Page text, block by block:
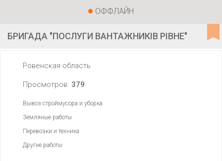
ОФФЛАЙН
БРИГАДА "ПОСЛУГИ ВАНТАЖНИКІВ РІВНЕ"
Ровенская область
Просмотров: 379
Вывоз строймусора и уборка
Земляные работы
Перевозки и техника
Другие работы